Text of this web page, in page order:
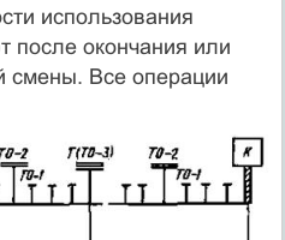
использования
окончания или
смены. Все операции